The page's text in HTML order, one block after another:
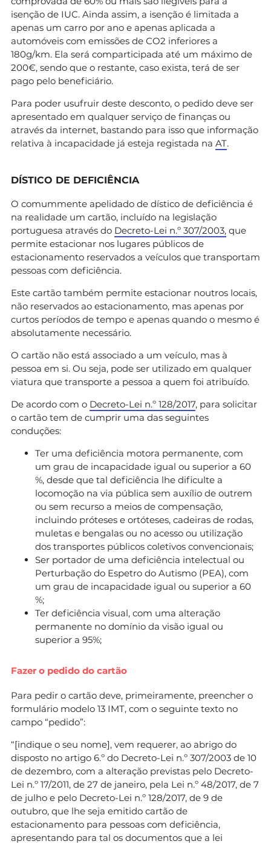
isenção de IUC. Ainda assim, a isenção é limitada a
apenas um carro por ano e apenas aplicada a
automóveis com emissões de CO2 inferiores a
180g/km. Ela será comparticipada até um máximo de
200€, sendo que o restante, caso exista, terá de ser
pago pelo beneficiário.
Para poder usufruir deste desconto, o pedido deve ser
apresentado em qualquer serviço de finanças ou
através da internet, bastando para isso que informação
relativa à incapacidade já esteja registada na AT.
DÍSTICO DE DEFICIÊNCIA
O comummente apelidado de dístico de deficiência é
na realidade um cartão, incluído na legislação
portuguesa através do Decreto-Lei n.º 307/2003, que
permite estacionar nos lugares públicos de
estacionamento reservados a veículos que transportam
pessoas com deficiência.
Este cartão também permite estacionar noutros locais,
não reservados ao estacionamento, mas apenas por
curtos períodos de tempo e apenas quando o mesmo é
absolutamente necessário.
O cartão não está associado a um veículo, mas à
pessoa em si. Ou seja, pode ser utilizado em qualquer
viatura que transporte a pessoa a quem foi atribuído.
De acordo com o Decreto-Lei n.º 128/2017, para solicitar
o cartão tem de cumprir uma das seguintes
conduções:
Ter uma deficiência motora permanente, com
um grau de incapacidade igual ou superior a 60
%, desde que tal deficiência lhe dificulte a
locomoção na via pública sem auxílio de outrem
ou sem recurso a meios de compensação,
incluindo próteses e ortóteses, cadeiras de rodas,
muletas e bengalas ou no acesso ou utilização
dos transportes públicos coletivos convencionais;
Ser portador de uma deficiência intelectual ou
Perturbação do Espetro do Autismo (PEA), com
um grau de incapacidade igual ou superior a 60
%;
Ter deficiência visual, com uma alteração
permanente no domínio da visão igual ou
superior a 95%;
Fazer o pedido do cartão
Para pedir o cartão deve, primeiramente, preencher o
formulário modelo 13 IMT, com o seguinte texto no
campo “pedido”:
“[indique o seu nome], vem requerer, ao abrigo do
disposto no artigo 6.º do Decreto-Lei n.º 307/2003 de 10
de dezembro, com a alteração previstas pelo Decreto-
Lei n.º 17/2011, de 27 de janeiro, pela Lei n.º 48/2017, de 7
de julho e pelo Decreto-Lei n.º 128/2017, de 9 de
outubro, que lhe seja emitido cartão de
estacionamento para pessoas com deficiência,
apresentando para tal os documentos que a lei